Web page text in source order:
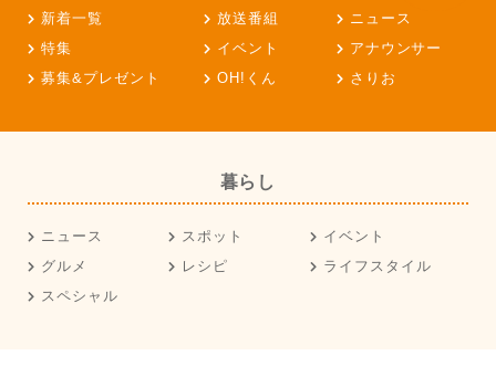
新着一覧 放送番組
ニュース
特集
イベント
アナウンサー
募集&プレゼント
OH!くん さりお
暮らし
ニュース スポット
イベント
グルメ
レシピ
ライフスタイル
スペシャル